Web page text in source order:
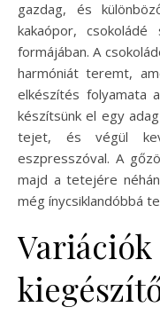
gazdag, és
kakaópor,
formájában. A
harmóniát teremt,
elkészítés folyamata
készítsünk el egy
tejet, és végül
eszpresszóval. A
majd a tetejére
még ínycsiklandóbbá